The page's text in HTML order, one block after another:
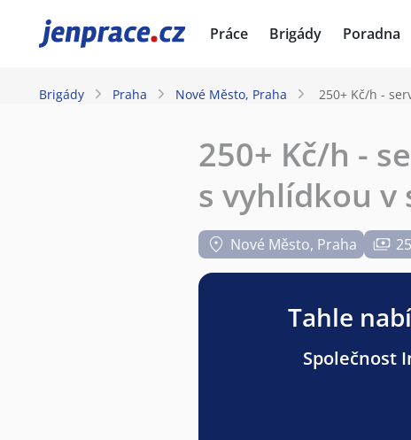
JenPráce.cz Práce Brigády Poradna
Brigády Praha Nové Město, Praha 250+ Kč/h -
250+ Kč/h -
s vyhlídkou v
Nové Město, Praha
Tahle
Společnost